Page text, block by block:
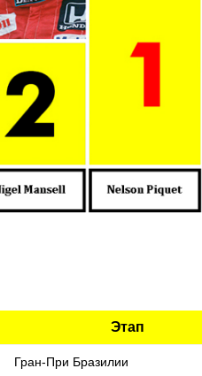
Этап
Гран-При Бразилии